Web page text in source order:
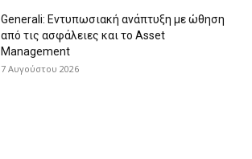
Generali: Eντυπωσιακή ανάπτυξη με ώθηση
από τις ασφάλειες και το Asset
Management
7 Αυγούστου 2026